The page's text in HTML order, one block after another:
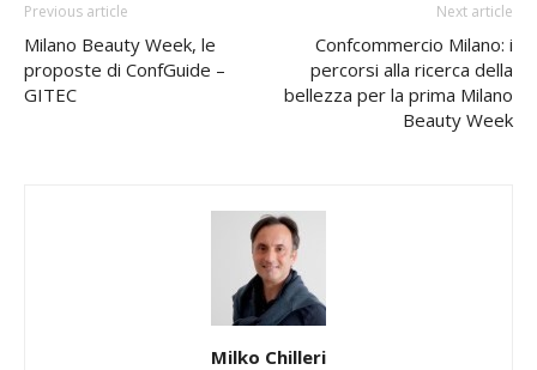
Previous article
Milano Beauty Week, le
proposte di ConfGuide –
GITEC
Next article
Confcommercio Milano: i
percorsi alla ricerca della
bellezza per la prima Milano
Beauty Week
Milko Chilleri